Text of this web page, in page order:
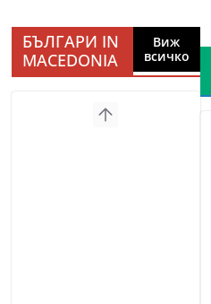
БЪЛГАРИ IN
MACEDONIA
Виж
всичко